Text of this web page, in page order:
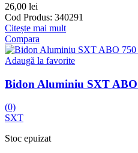
26,00 lei
Cod Produs: 340291
Citește mai mult
Compara
Adaugă la favorite
Bidon Aluminiu SXT
(0)
SXT
Stoc epuizat